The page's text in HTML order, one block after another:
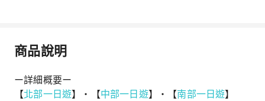
商品說明
ー詳細概要ー
【北部一日遊】・【中部一日遊】・【南部一日遊】